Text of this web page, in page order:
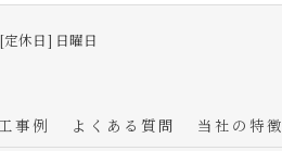
休日] 日曜日
事例 よくある質問 当社の特徴